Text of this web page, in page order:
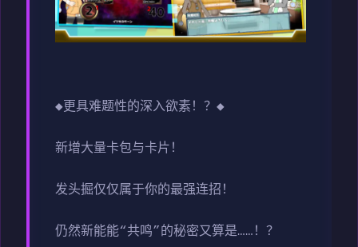
◆更具难题性的深入欲素！？◆
新增大量卡包与卡片！
发头掘仅仅属于你的最强连招！
仍然新能能“共鸣”的秘密又算是……！？